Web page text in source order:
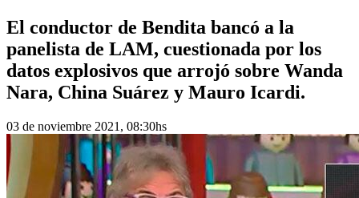
El conductor de Bendita bancó a la
panelista de LAM, cuestionada por los
datos explosivos que arrojó sobre Wanda
Nara, China Suárez y Mauro Icardi.
03 de noviembre 2021, 08:30hs